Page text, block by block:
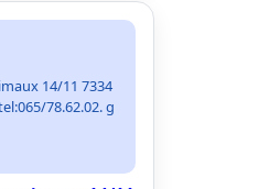
14/11 7334
78.62.02. g